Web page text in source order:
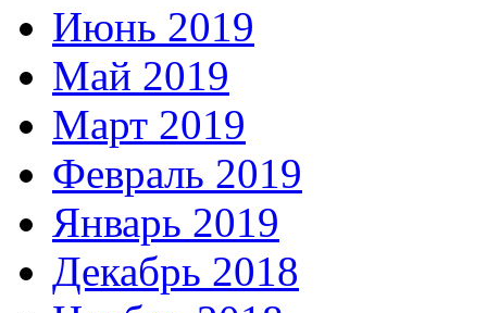
Июнь 2019
Май 2019
Март 2019
Февраль 2019
Январь 2019
Декабрь 2018